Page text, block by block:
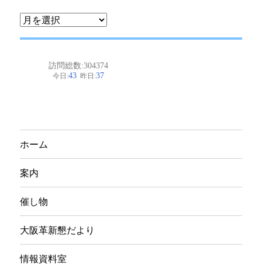
ア
ー
ホーム
案内
催し物
大阪革新懇だより
情報資料室